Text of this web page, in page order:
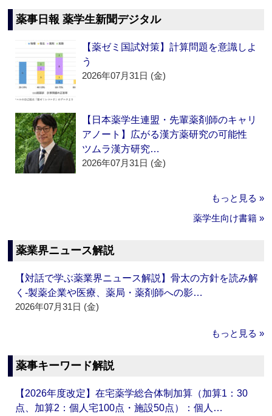
薬事日報 薬学生新聞デジタル
【薬ゼミ国試対策】計算問題を意識しよ
う
2026年07月31日 (金)
【日本薬学生連盟・先輩薬剤師のキャリ
アノート】広がる漢方薬研究の可能性
ツムラ漢方研究…
2026年07月31日 (金)
もっと見る »
薬学生向け書籍 »
薬業界ニュース解説
【対話で学ぶ薬業界ニュース解説】骨太の方針を読み解
く‐製薬企業や医療、薬局・薬剤師への影…
2026年07月31日 (金)
もっと見る »
薬事キーワード解説
【2026年度改定】在宅薬学総合体制加算（加算1：30
点、加算2：個人宅100点・施設50点）：個人…